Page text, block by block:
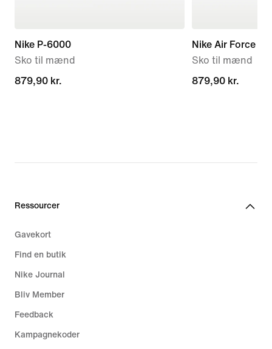
Nike P-6000
Sko til mænd
879,90 kr.
879,90 kr.
Nike Air Force 1
Sko til mænd
879,90 kr.
879,90 kr.
Ressourcer
Gavekort
Find en butik
Nike Journal
Bliv Member
Feedback
Kampagnekoder